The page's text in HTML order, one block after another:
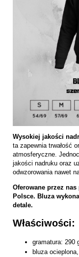
Wysokiej jakości
ta zapewnia trwałość
atmosferyczne.
jakości nadruku oraz
odwzorowania nawet
Oferowane przez
Polsce. Bluza
detale.
Właściwości:
gramatura: 290
bluza